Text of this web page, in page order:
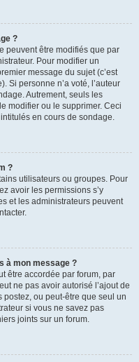
?
peuvent être modifiés que par
Pour modifier un
message du sujet (c’est
Si personne n’a voté, l’auteur
Autrement, seuls les
modifier ou le supprimer. Ceci
en cours de sondage.
?
utilisateurs ou groupes. Pour
avoir les permissions s’y
et les administrateurs peuvent
à mon message ?
être accordée par forum, par
ne pas avoir autorisé l’ajout de
ou peut-être que seul un
si vous ne savez pas
joints sur un forum.